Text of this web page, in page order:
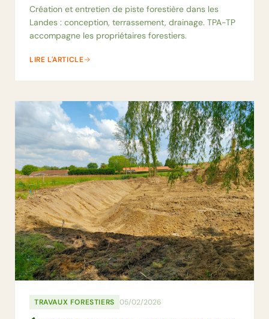
Création et entretien de piste forestière dans les
Landes : conception, terrassement, drainage. TPA-TP
accompagne les propriétaires forestiers.
LIRE L'ARTICLE
TRAVAUX FORESTIERS 05/02/2026